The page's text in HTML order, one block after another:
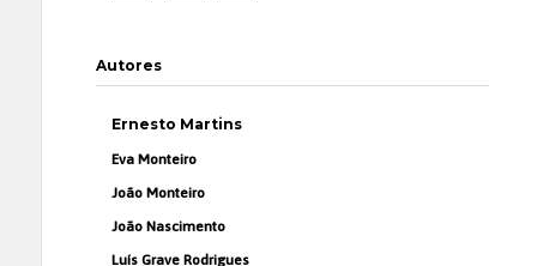
Autores
Ernesto Martins
Eva Monteiro
João Monteiro
João Nascimento
Luís Grave Rodrigues